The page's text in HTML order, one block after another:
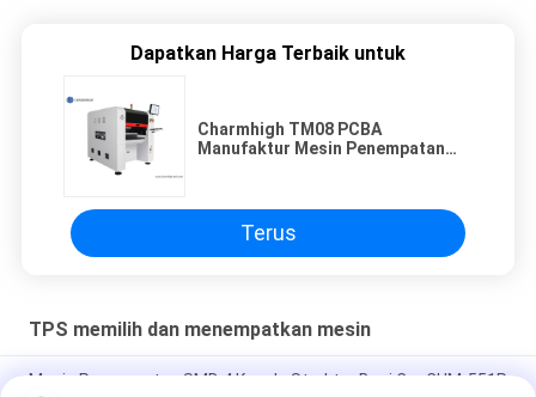
Dapatkan Harga Terbaik untuk
Charmhigh TM08 PCBA
Manufaktur Mesin Penempatan
Terus
TPS memilih dan menempatkan mesin
Mesin Penempatan SMD 4 Kepala Struktur Besi Cor CHM-551P